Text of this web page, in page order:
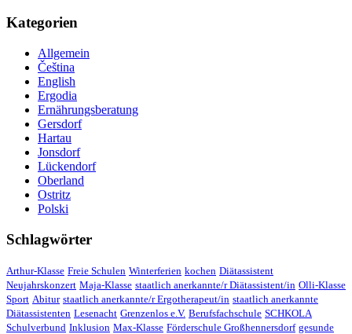
Kategorien
Allgemein
Čeština
English
Ergodia
Ernährungsberatung
Gersdorf
Hartau
Jonsdorf
Lückendorf
Oberland
Ostritz
Polski
Schlagwörter
Arthur-Klasse Freie Schulen Winterferien kochen Diätassistent
Neujahrskonzert Maja-Klasse staatlich anerkannte/r Diätassistent/in Olli-Klasse
Sport Abitur staatlich anerkannte/r Ergotherapeut/in staatlich anerkannte
Diätassistenten Lesenacht Grenzenlos e.V. Berufsfachschule SCHKOLA
Schulverbund Inklusion Max-Klasse Förderschule Großhennersdorf gesunde